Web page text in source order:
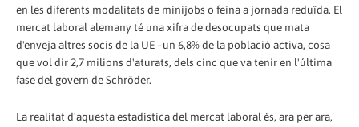
en les diferents modalitats de minijobs o feina a jornada reduïda. El
mercat laboral alemany té una xifra de desocupats que mata
d'enveja altres socis de la UE –un 6,8% de la població activa, cosa
que vol dir 2,7 milions d'aturats, dels cinc que va tenir en l'última
fase del govern de Schröder.
La realitat d'aquesta estadística del mercat laboral és, ara per ara,